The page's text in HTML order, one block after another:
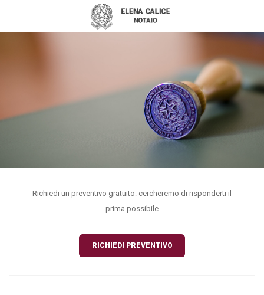
Richiedi un preventivo gratuito: cercheremo di risponderti il
prima possibile
RICHIEDI PREVENTIVO